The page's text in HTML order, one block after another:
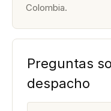
Colombia.
Preguntas
despacho